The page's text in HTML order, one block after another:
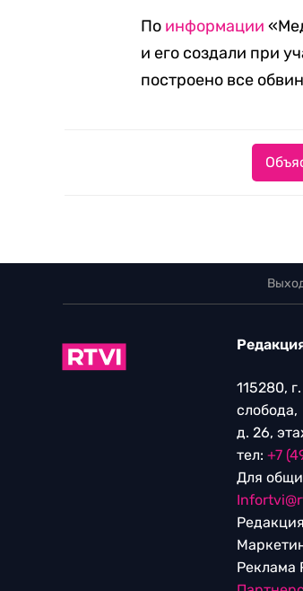
По информации
и его создали при
построено все
115280,
слобода,
д. 26,
тел: +7
Для
Реклама